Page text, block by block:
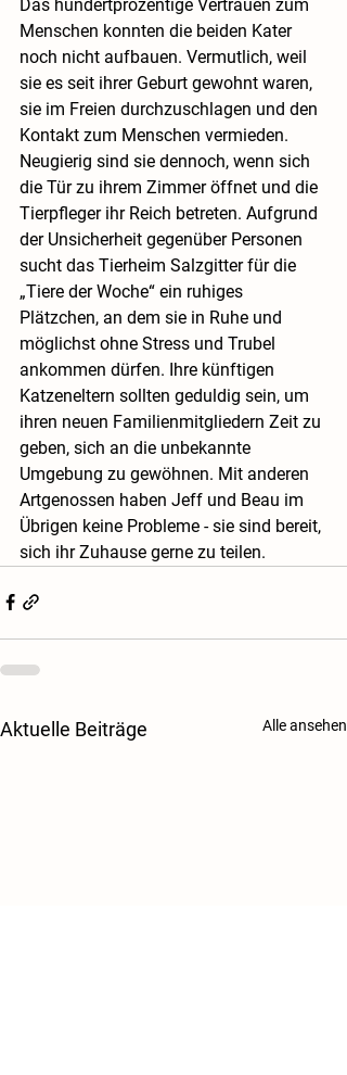
Das hundertprozentige Vertrauen zum
Menschen konnten die beiden Kater
noch nicht aufbauen. Vermutlich, weil
sie es seit ihrer Geburt gewohnt waren,
sie im Freien durchzuschlagen und den
Kontakt zum Menschen vermieden.
Neugierig sind sie dennoch, wenn sich
die Tür zu ihrem Zimmer öffnet und die
Tierpfleger ihr Reich betreten. Aufgrund
der Unsicherheit gegenüber Personen
sucht das Tierheim Salzgitter für die
„Tiere der Woche“ ein ruhiges
Plätzchen, an dem sie in Ruhe und
möglichst ohne Stress und Trubel
ankommen dürfen. Ihre künftigen
Katzeneltern sollten geduldig sein, um
ihren neuen Familienmitgliedern Zeit zu
geben, sich an die unbekannte
Umgebung zu gewöhnen. Mit anderen
Artgenossen haben Jeff und Beau im
Übrigen keine Probleme - sie sind bereit,
sich ihr Zuhause gerne zu teilen.
Aktuelle Beiträge Alle ansehen